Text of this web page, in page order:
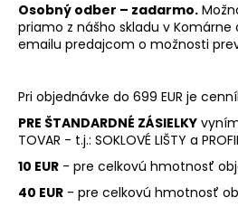
Osobný odber – zadarmo.
priamo z nášho skladu v Komárne
emailu predajcom o možnosti
Pri objednávke do 699 EUR je
PRE ŠTANDARDNÉ ZÁSIELKY
TOVAR - t.j.: SOKLOVÉ LIŠTY a
10 EUR - pre celkovú hmotnosť
40 EUR - pre celkovú hmotnosť